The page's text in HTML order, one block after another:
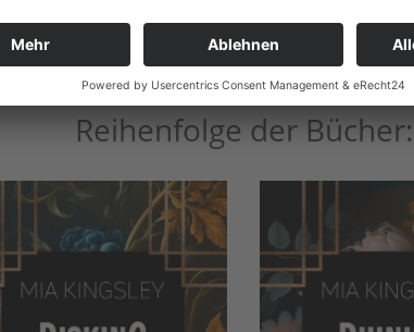
Reihenfolge der Bücher: